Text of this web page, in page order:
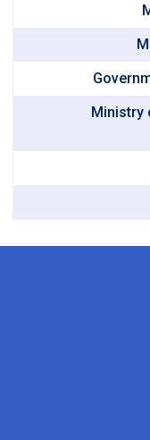
Ministry